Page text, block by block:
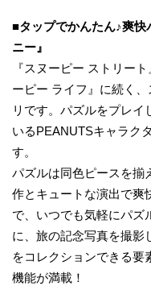
■タップでかんたん♪爽
ニー』
『スヌーピー ストリー
ーピー ライフ』に続く
リです。パズルをプレイ
いるPEANUTSキャラク
す。
パズルは同色ピースを揃
作とキュートな演出で爽
で、いつでも気軽にパズ
に、旅の記念写真を撮影
をコレクションできる要
機能が満載！